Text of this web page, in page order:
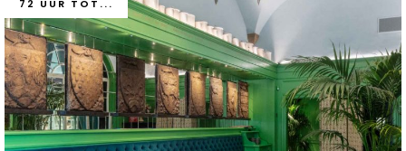
72 UUR TOT...